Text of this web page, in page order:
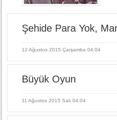
Şehide Para Yok,
12 Ağustos 2015 Çarşamba 04:04
Büyük Oyun
11 Ağustos 2015 Salı 04:04